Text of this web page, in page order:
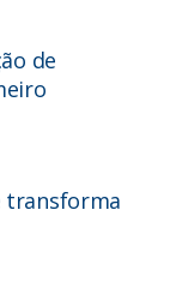
de
transforma